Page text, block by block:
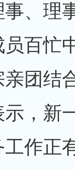
、理
百忙
团结
，新
作正